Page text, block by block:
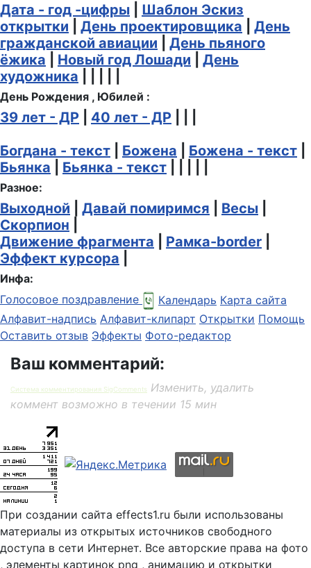
Дата - год -цифры
Шаблон Эскиз
открытки
День проектировщика
День
гражданской авиации
День пьяного
ёжика
Новый год Лошади
День
художника
День Рождения , Юбилей :
39 лет - ДР 40 лет - ДР
Богдана - текст
Божена Божена - текст
Бьянка
Бьянка - текст
Разное:
Выходной Давай помиримся Весы
Скорпион
Движение фрагмента
Рамка-border
Эффект курсора
Инфа:
Голосовое поздравление
Календарь Карта сайта
Алфавит-надпись Алфавит-клипарт Открытки Помощь
Оставить отзыв Эффекты Фото-редактор
Ваш комментарий:
Система комментирования SigComments
Изменить, удалить
коммент возможно в течении 15 мин
При создании сайта effects1.ru были использованы
материалы из открытых источников свободного
доступа в сети Интернет. Все авторские права на фото
, элементы картинок png , анимацию и открытки